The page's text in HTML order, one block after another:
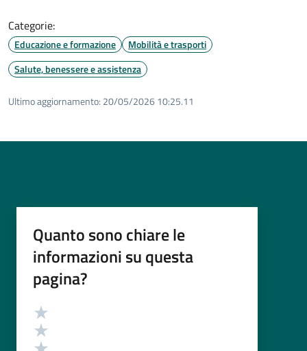
Categorie:
Educazione e formazione
Mobilità e trasporti
Salute, benessere e assistenza
Ultimo aggiornamento: 20/05/2026 10:25.11
Quanto sono chiare le
informazioni su questa
pagina?
Valutazione